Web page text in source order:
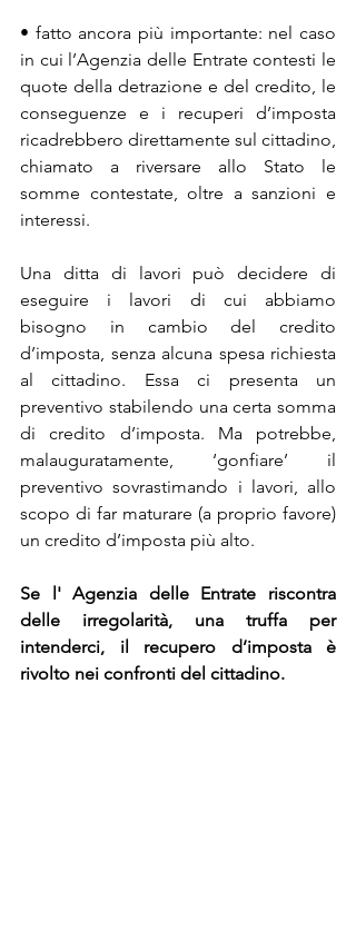
• fatto ancora più importante: nel caso
in cui l’Agenzia delle Entrate contesti le
quote della detrazione e del credito, le
conseguenze e i recuperi d’imposta
ricadrebbero direttamente sul cittadino,
chiamato a riversare allo Stato le
somme contestate, oltre a sanzioni e
interessi.
Una ditta di lavori può decidere di
eseguire i lavori di cui abbiamo
bisogno in cambio del credito
d’imposta, senza alcuna spesa richiesta
al cittadino. Essa ci presenta un
preventivo stabilendo una certa somma
di credito d’imposta. Ma potrebbe,
malauguratamente, ‘gonfiare’ il
preventivo sovrastimando i lavori, allo
scopo di far maturare (a proprio favore)
un credito d’imposta più alto.
Se l' Agenzia delle Entrate riscontra
delle irregolarità, una truffa per
intenderci, il recupero d’imposta è
rivolto nei confronti del cittadino.